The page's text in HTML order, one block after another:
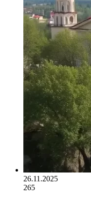
26.11.2025
265